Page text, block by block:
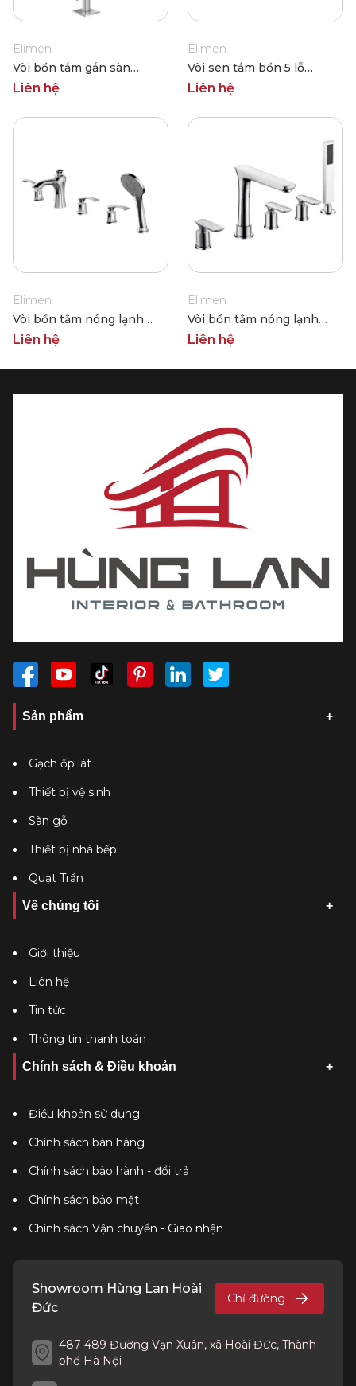
Elimen
Vòi bồn tắm gắn sàn
Elimen G1340100
Liên hệ
Elimen
Vòi sen tắm bồn 5 lỗ
Elimen GY0007CP
Liên hệ
Elimen
Vòi bồn tắm nóng lạnh
Elimen GY0001CP
Liên hệ
Elimen
Vòi bồn tắm nóng lạnh
Elimen G1221000
Liên hệ
Sản phẩm
Gạch ốp lát
Thiết bị vệ sinh
Sàn gỗ
Thiết bị nhà bếp
Quạt Trần
Về chúng tôi
Giới thiệu
Liên hệ
Tin tức
Thông tin thanh toán
Chính sách & Điều khoản
Điều khoản sử dụng
Chính sách bán hàng
Chính sách bảo hành - đổi trả
Chính sách bảo mật
Chính sách Vận chuyển - Giao nhận
Showroom Hùng Lan Hoài
Đức
Chỉ đường
487-489 Đường Vạn Xuân, xã Hoài Đức, Thành
phố Hà Nội